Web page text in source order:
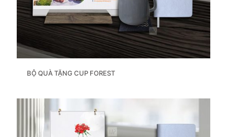
BỘ QUÀ TẶNG CUP FOREST